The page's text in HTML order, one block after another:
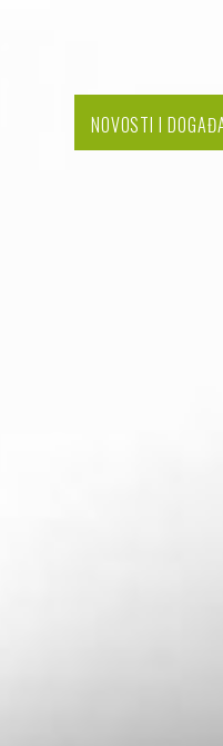
NOVOSTI I